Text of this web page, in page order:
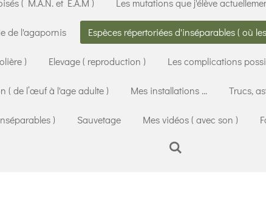
( M.A.N. et E.A.M ) Les mutations que j'élève
de l'agapornis Espèces répertoriées d'inséparables ( où
) Elevage ( reproduction ) Les complications
( de l’œuf à l'age adulte ) Mes installations ... Trucs,
) Sauvetage Mes vidéos ( avec son )